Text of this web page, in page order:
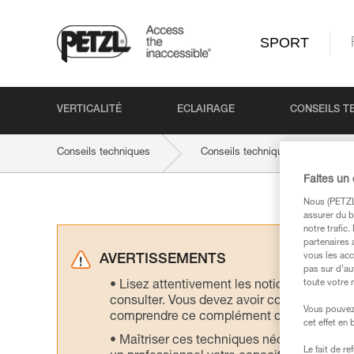
SPORT
VERTICALITÉ ECLAIRAGE CONSEILS
Conseils techniques Conseils techniques par produit
AVERTISSEMENTS
Lisez attentivement les notices
consulter. Vous devez avoir compris les
comprendre ce complément d’informations.
Maîtriser ces techniques nécessite une
Faites un
Nous
assurer du
notre trafic.
partenaires
vous les
pas sur
toute votre
Vous
cet effet en
Le fait de